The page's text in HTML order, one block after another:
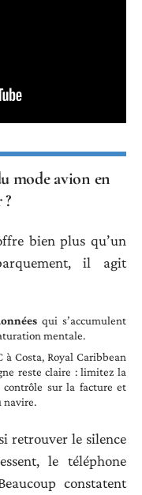
mode avion en
bien plus qu’un
il agit
qui s’accumulent
mentale.
à Costa, Royal Caribbean
reste claire : limitez la
sur la facture et
navire.
retrouver le silence
le téléphone
constatent